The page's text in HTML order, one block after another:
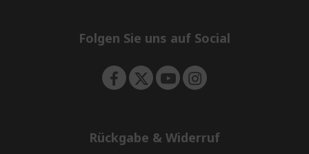
e
Folgen Sie uns auf Social
Rückgabe & Widerruf